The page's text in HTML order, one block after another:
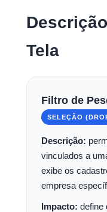
Tela
Filtro de
SELEÇÃO
Descrição:
vinculados a
exibe os
empresa
Impacto: define